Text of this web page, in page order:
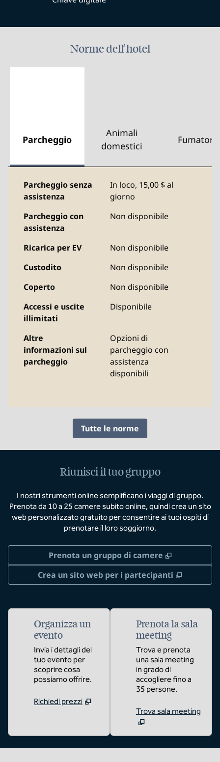
Norme dell’hotel
Parcheggio
Animali
domestici
Fumatori
Parcheggio senza
assistenza
In loco, 15,00 $ al
giorno
Parcheggio con
assistenza
Non disponibile
Ricarica per EV
Non disponibile
Custodito
Non disponibile
Coperto
Non disponibile
Accessi e uscite
illimitati
Disponibile
Altre
informazioni sul
parcheggio
Opzioni di
parcheggio con
assistenza
disponibili
Tutte le norme
Riunisci il tuo gruppo
I nostri strumenti online semplificano i viaggi di gruppo.
Prenota da 10 a 25 camere subito online, quindi crea un sito
web personalizzato gratuito per consentire ai tuoi ospiti di
prenotare il loro soggiorno.
Prenota un gruppo di camere ,
Crea un sito web per i partecipanti
,
Organizza un
evento
Invia i dettagli del
tuo evento per
scoprire cosa
possiamo offrire.
Richiedi prezzi
Prenota la sala
meeting
Trova e prenota
una sala meeting
in grado di
accogliere fino a
35 persone.
Trova sala meeting